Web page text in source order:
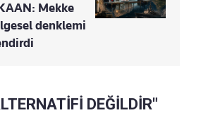
KAAN: Mekke
denklemi
DEĞİLDİR"